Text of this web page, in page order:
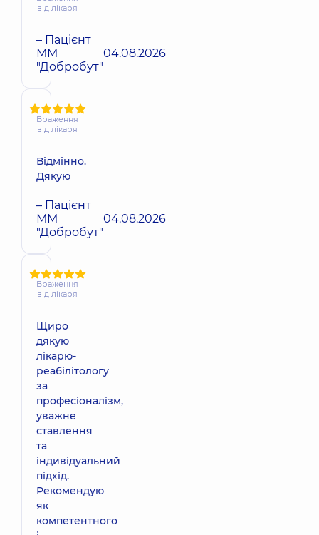
від лікаря
– Пацієнт
ММ
"Добробут"
04.08.2026
Враження
від лікаря
Відмінно.
Дякую
– Пацієнт
ММ
"Добробут"
04.08.2026
Враження
від лікаря
Щиро
дякую
лікарю-
реабілітологу
за
професіоналізм,
уважне
ставлення
та
індивідуальний
підхід.
Рекомендую
як
компетентного